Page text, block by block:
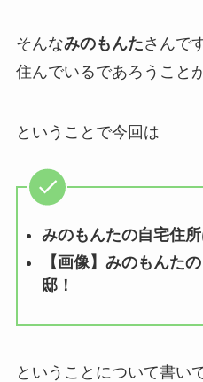
そんなみのもんたさんで
住んでいるであろうこと
ということで今回は
みのもんたの自宅住
【画像】みのもんた
邸！
ということについて書い